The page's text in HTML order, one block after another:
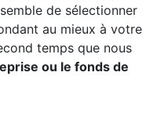
de sélectionner
au mieux à votre
temps que nous
ou le fonds de